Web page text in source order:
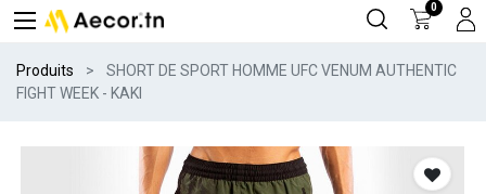
0
Produits
SHORT DE SPORT HOMME UFC VENUM AUTHENTIC
FIGHT WEEK - KAKI